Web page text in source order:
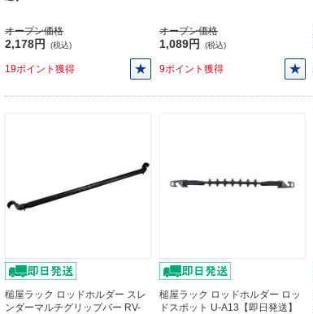
オープン価格
2,178円 (税込)
19ポイント獲得
オープン価格
1,089円 (税込)
9ポイント獲得
槌屋ラック ロッドホルダー スレ
ンダーマルチグリップバー RV-
槌屋ラック ロッドホルダー ロッ
ドスポット U-A13【即日発送】